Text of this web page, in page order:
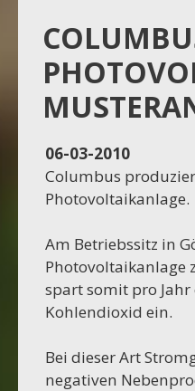
Projekt Dassel
16-11-2023
Projekt Egestorf
16-10-2023
Projekt Bexhövede
Projekt Egestorf
01-09-2023
RC Stotel
17-08-2023
Projekt Korea
06-03-2010
Columbus
Photovoltaikanlage.
Am Betriebssitz in
Photovoltaikanlage
spart somit pro Jahr
Kohlendioxid ein.
Bei dieser Art
negativen